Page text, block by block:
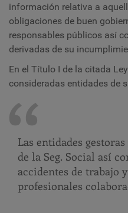
información relativa a
obligaciones de buen
responsables públicos así
derivadas de su
En el Título I de la citada
consideradas entidades de
Las entidades
de la Seg. Social así
accidentes de trabajo
profesionales